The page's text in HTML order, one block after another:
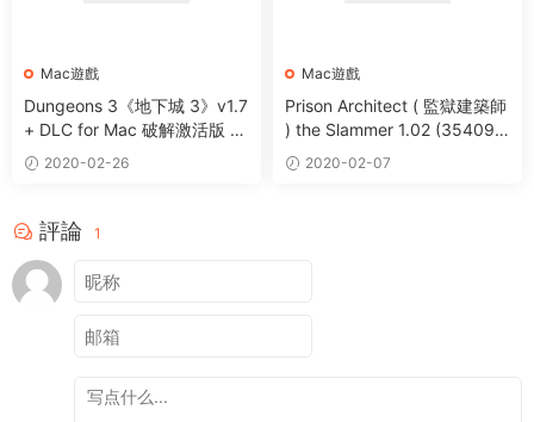
Mac遊戲
Dungeons 3《地下城 3》v1.7
+ DLC for Mac 破解激活版 即
時策略遊戲下載
2020-02-26
Mac遊戲
Prison Architect ( 監獄建築師
) the Slammer 1.02 (35409)
for Mac 中文破解版下載
2020-02-07
評論 1